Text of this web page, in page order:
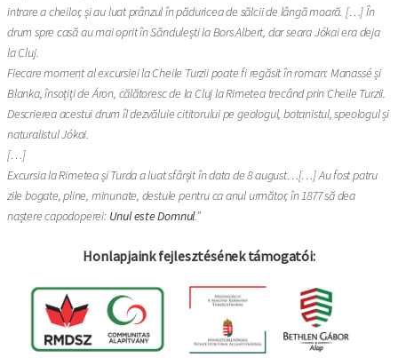
intrare a cheilor, și au luat prânzul în păduricea de sălcii de lângă moară. […] În
drum spre casă au mai oprit în Săndulești la Bors Albert, dar seara Jókai era deja
la Cluj.
Fiecare moment al excursiei la Cheile Turzii poate fi regăsit în roman: Manassé și
Blanka, însoțiți de Áron, călătoresc de la Cluj la Rimetea trecând prin Cheile Turzii.
Descrierea acestui drum îl dezvăluie cititorului pe geologul, botanistul, speologul și
naturalistul Jókai.
[…]
Excursia la Rimetea și Turda a luat sfârșit în data de 8 august…[…] Au fost patru
zile bogate, pline, minunate, destule pentru ca anul următor, în 1877 să dea
naștere capodoperei: Unul este Domnul.”
Honlapjaink fejlesztésének támogatói: